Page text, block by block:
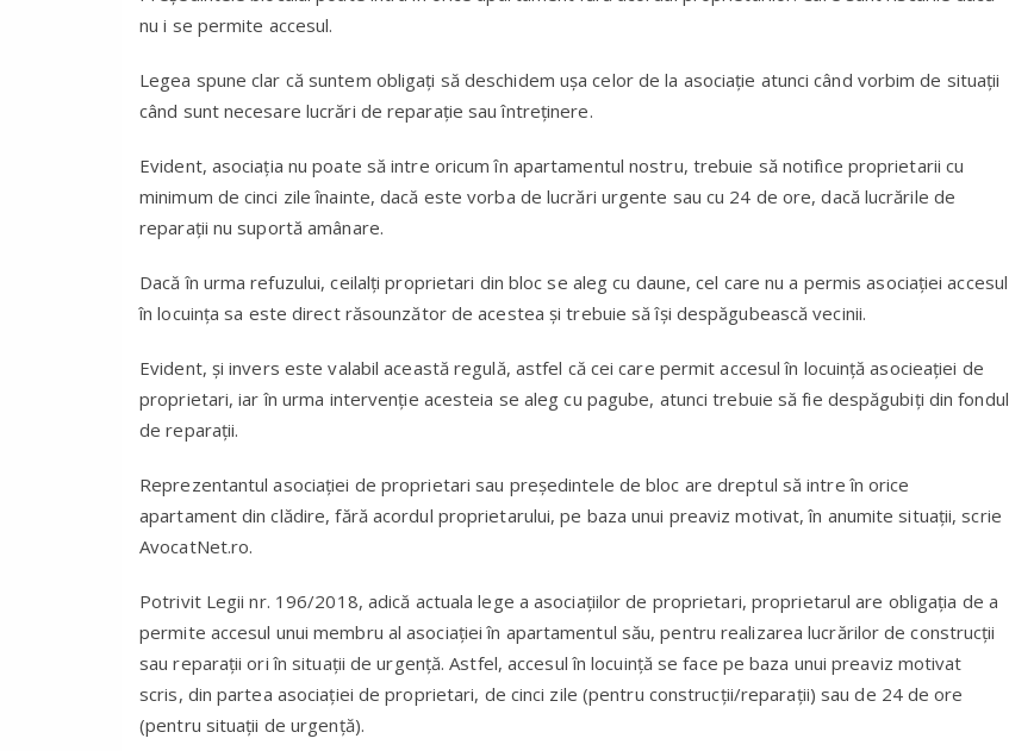
nu i se permite accesul.
Legea spune clar că suntem obligaţi să deschidem uşa celor de la asociaţie atunci când vorbim de situaţii
când sunt necesare lucrări de reparaţie sau întreţinere.
Evident, asociaţia nu poate să intre oricum în apartamentul nostru, trebuie să notifice proprietarii cu
minimum de cinci zile înainte, dacă este vorba de lucrări urgente sau cu 24 de ore, dacă lucrările de
reparaţii nu suportă amânare.
Dacă în urma refuzului, ceilalţi proprietari din bloc se aleg cu daune, cel care nu a permis asociaţiei accesul
în locuinţa sa este direct răsounzător de acestea şi trebuie să îşi despăgubească vecinii.
Evident, şi invers este valabil această regulă, astfel că cei care permit accesul în locuinţă asocieaţiei de
proprietari, iar în urma intervenţie acesteia se aleg cu pagube, atunci trebuie să fie despăgubiţi din fondul
de reparaţii.
Reprezentantul asociaţiei de proprietari sau preşedintele de bloc are dreptul să intre în orice
apartament din clădire, fără acordul proprietarului, pe baza unui preaviz motivat, în anumite situaţii, scrie
AvocatNet.ro.
Potrivit Legii nr. 196/2018, adică actuala lege a asociaţiilor de proprietari, proprietarul are obligaţia de a
permite accesul unui membru al asociaţiei în apartamentul său, pentru realizarea lucrărilor de construcţii
sau reparaţii ori în situaţii de urgenţă. Astfel, accesul în locuinţă se face pe baza unui preaviz motivat
scris, din partea asociaţiei de proprietari, de cinci zile (pentru construcţii/reparaţii) sau de 24 de ore
(pentru situaţii de urgenţă).